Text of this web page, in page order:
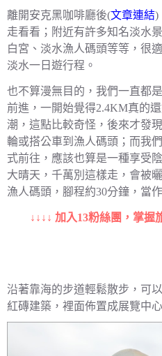
離開安克黑咖啡廳後(文章連結)
走看看；附近有許多知名淡水
白宮、淡水漁人碼頭等等，很
淡水一日遊行程。
也不算漫無目的，我們一直都
前進，一開始覺得2.4KM真的
潮，這點比較奇怪，後來才發
輪或搭公車到漁人碼頭；而我
式前往，應該也算是一種享受
大晴天，千萬別這樣走，會被
漁人碼頭，腳程約30分鐘，當
↓↓↓↓ 加入13粉絲團，掌握
沿著靠海的步道輕鬆散步，可
紅磚建築，裡面佈置成展覽中